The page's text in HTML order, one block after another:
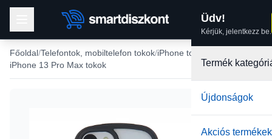
Üdv!
Kérjük, jelentkezz be.
Termék
Újdonságok
Akciós termékek
Főoldal Telefontok, mobiltelefon tokok iPhone tokok
iPhone 13 Pro Max tokok